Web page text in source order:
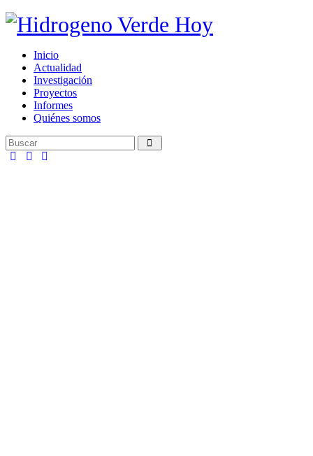
Inicio
Actualidad
Investigación
Proyectos
Informes
Quiénes somos